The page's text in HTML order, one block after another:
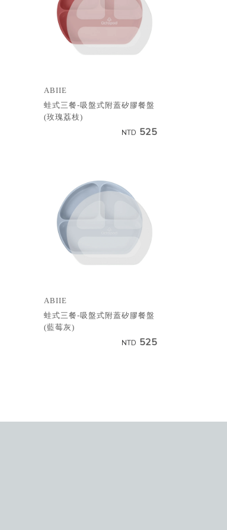
ABIIE
蛙式三餐-吸盤式附蓋矽膠餐盤
(玫瑰荔枝)
NTD 525
ABIIE
蛙式三餐-吸盤式附蓋矽膠餐盤
(藍莓灰)
NTD 525